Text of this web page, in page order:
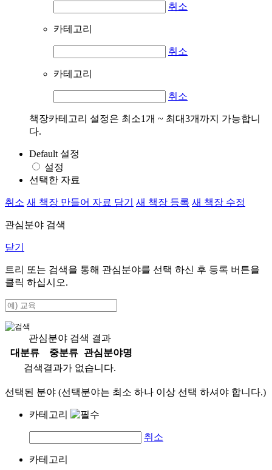
취소
카테고리
취소
카테고리
취소
책장카테고리 설정은 최소1개 ~ 최대3개까지 가능합니
다.
Default 설정
설정
선택한 자료
취소 새 책장 만들어 자료 담기 새 책장 등록 새 책장 수정
관심분야 검색
닫기
트리 또는 검색을 통해 관심분야를 선택 하신 후 등록 버튼을
클릭 하십시오.
관심분야 검색 결과
대분류
중분류
관심분야명
검색결과가 없습니다.
선택된 분야 (선택분야는 최소 하나 이상 선택 하셔야 합니다.)
카테고리
취소
카테고리